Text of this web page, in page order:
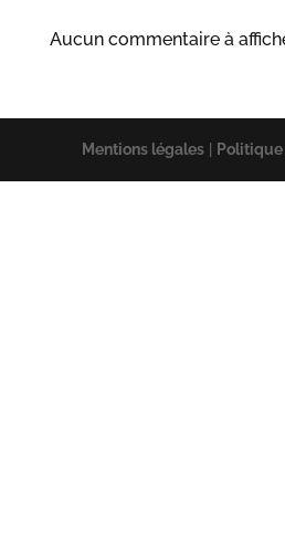
Aucun commentaire à
Mentions légales|